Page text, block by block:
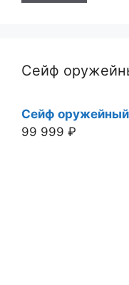
Сейф
Сейф
99 999 ₽